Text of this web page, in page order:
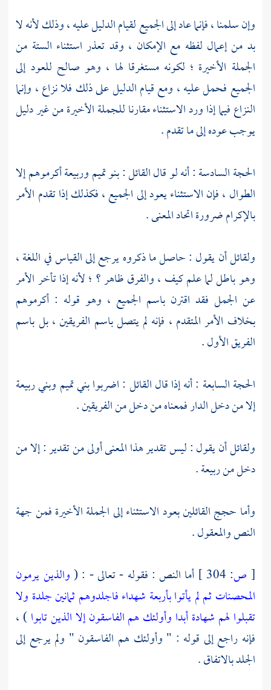
وإن سلمنا ، فإنما عاد إلى الجميع لقيام الدليل عليه ، وذلك لأنه لا
بد من إعمال لفظه مع الإمكان ، وقد تعذر استثناء الستة من
الجملة الأخيرة ؛ لكونه مستغرقا لها ، وهو صالح للعود إلى
الجميع فحمل عليه ، ومع قيام الدليل على ذلك فلا نزاع ، وإنما
النزاع فيما إذا ورد الاستثناء مقارنا للجملة الأخيرة من غير دليل
يوجب عوده إلى ما تقدم .
الحجة السادسة : أنه لو قال القائل : بنو تميم وربيعة أكرموهم إلا
الطوال ، فإن الاستثناء يعود إلى الجميع ، فكذلك إذا تقدم الأمر
بالإكرام ضرورة اتحاد المعنى .
ولقائل أن يقول : حاصل ما ذكروه يرجع إلى القياس في اللغة ،
وهو باطل لما علم كيف ، والفرق ظاهر ؟ ؛ لأنه إذا تأخر الأمر
عن الجمل فقد اقترن باسم الجميع ، وهو قوله : أكرموهم
بخلاف الأمر المتقدم ، فإنه لم يتصل باسم الفريقين ، بل باسم
الفريق الأول .
الحجة السابعة : أنه إذا قال القائل : اضربوا بني تميم وبني ربيعة
إلا من دخل الدار فمعناه من دخل من الفريقين .
ولقائل أن يقول : ليس تقدير هذا المعنى أولى من تقدير : إلا من
دخل من ربيعة .
وأما حجج القائلين بعود الاستثناء إلى الجملة الأخيرة فمن جهة
النص والمعقول .
[ ص: أما النص : فقوله - تعالى - : (والذين يرمون
المحصنات ثم لم يأتوا بأربعة شهداء فاجلدوهم ثمانين جلدة ولا
تقبلوا لهم شهادة أبدا وأولئك هم الفاسقونإلا الذين تابوا) ،
فإنه راجع إلى قوله : " وأولئك هم الفاسقون " ولم يرجع إلى
الجلد بالاتفاق .